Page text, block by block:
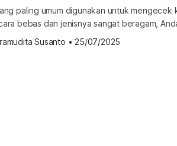
paling umum digunakan untuk mengecek
bebas dan jenisnya sangat beragam,
merek test pack yang bagus untuk
produknya berikut ini. Cara
Susanto • 25/07/2025